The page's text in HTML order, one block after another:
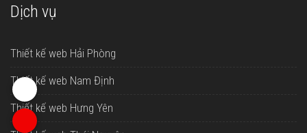
Dịch vụ
Thiết kế web Hải Phòng
Thiết kế web Nam Định
Thiết kế web Hưng Yên